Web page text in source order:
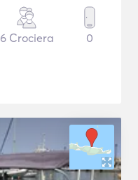
6 Crociera 0